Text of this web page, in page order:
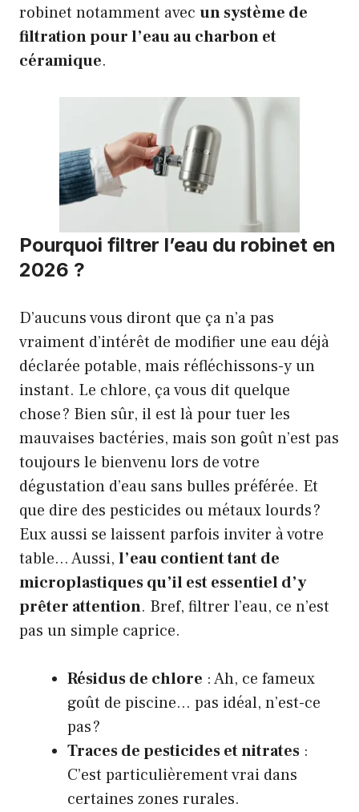
robinet notamment avec un système de
filtration pour l’eau au charbon et
céramique.
Pourquoi filtrer l’eau du robinet en
2026 ?
D’aucuns vous diront que ça n’a pas
vraiment d’intérêt de modifier une eau déjà
déclarée potable, mais réfléchissons-y un
instant. Le chlore, ça vous dit quelque
chose ? Bien sûr, il est là pour tuer les
mauvaises bactéries, mais son goût n’est pas
toujours le bienvenu lors de votre
dégustation d’eau sans bulles préférée. Et
que dire des pesticides ou métaux lourds ?
Eux aussi se laissent parfois inviter à votre
table… Aussi, l’eau contient tant de
microplastiques qu’il est essentiel d’y
prêter attention. Bref, filtrer l’eau, ce n’est
pas un simple caprice.
Résidus de chlore : Ah, ce fameux
goût de piscine… pas idéal, n’est-ce
pas ?
Traces de pesticides et nitrates :
C’est particulièrement vrai dans
certaines zones rurales.